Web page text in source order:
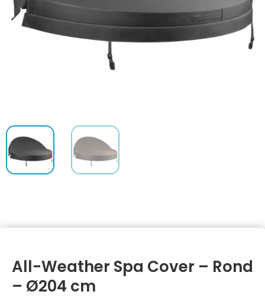
All-Weather Spa Cover – Rond
– Ø204 cm